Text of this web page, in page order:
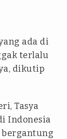
ada di
terlalu
dikutip
Tasya
Indonesia
bergantung